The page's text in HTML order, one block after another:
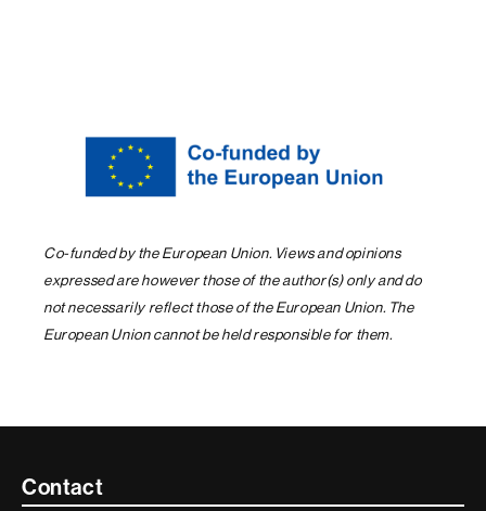
Co-funded by the European Union. Views and opinions
expressed are however those of the author(s) only and do
not necessarily reflect those of the European Union. The
European Union cannot be held responsible for them.
Contacte
Contact